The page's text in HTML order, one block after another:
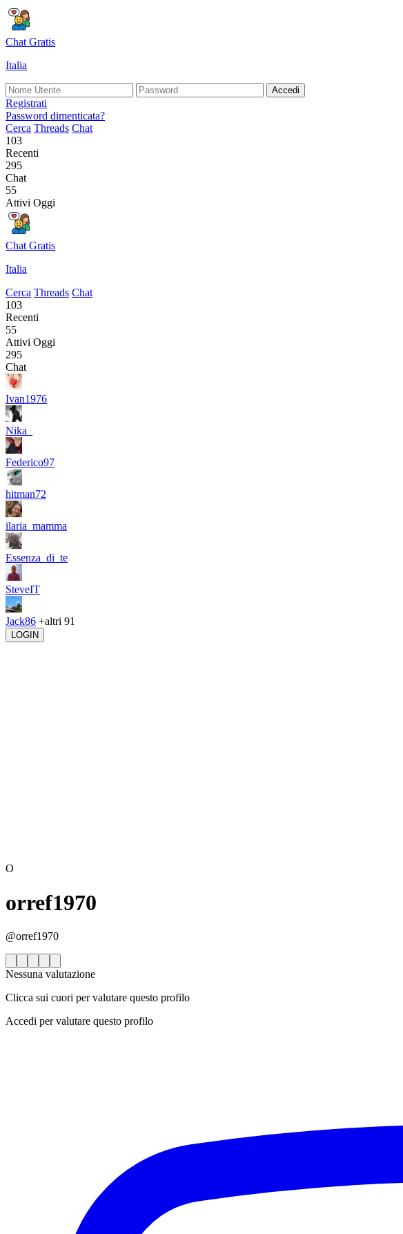
Chat Gratis
Italia
Accedi
Registrati
Password dimenticata?
Cerca Threads Chat
103
Recenti
295
Chat
55
Attivi Oggi
Chat Gratis
Italia
Cerca Threads Chat
103
Recenti
55
Attivi Oggi
295
Chat
Ivan1976
Nika_
Federico97
hitman72
ilaria_mamma
Essenza_di_te
SteveIT
Jack86 +altri 91
LOGIN
O
orref1970
@orref1970
Nessuna valutazione
Clicca sui cuori per valutare questo profilo
Accedi per valutare questo profilo